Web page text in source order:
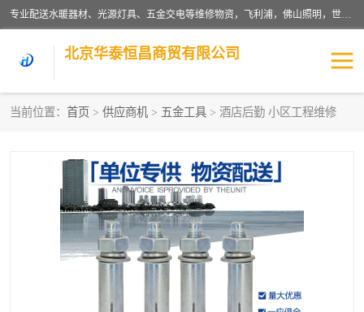
专业配送水暖器材、光源灯具、五金交电等维修物资，飞利浦，佛山照明，世达，博世，九牧，特陶等各产品涉及国内外知名品牌。公司专注与物业、学校、酒店、工厂等单位合作，提供一站式配送服务，降低客户综合成本。依托电子商务改变传统模式，以专业的团队为客户提供24H物资配送到达，货到月结、统一开票，便捷退换等服务，提高了企业的运营效率。
北京华泰恒昌商贸有限公司
当前位置： 首页 > 供应商机 > 五金工具 > 酒店后勤 小区工程维修
五金工具 涂料辅材